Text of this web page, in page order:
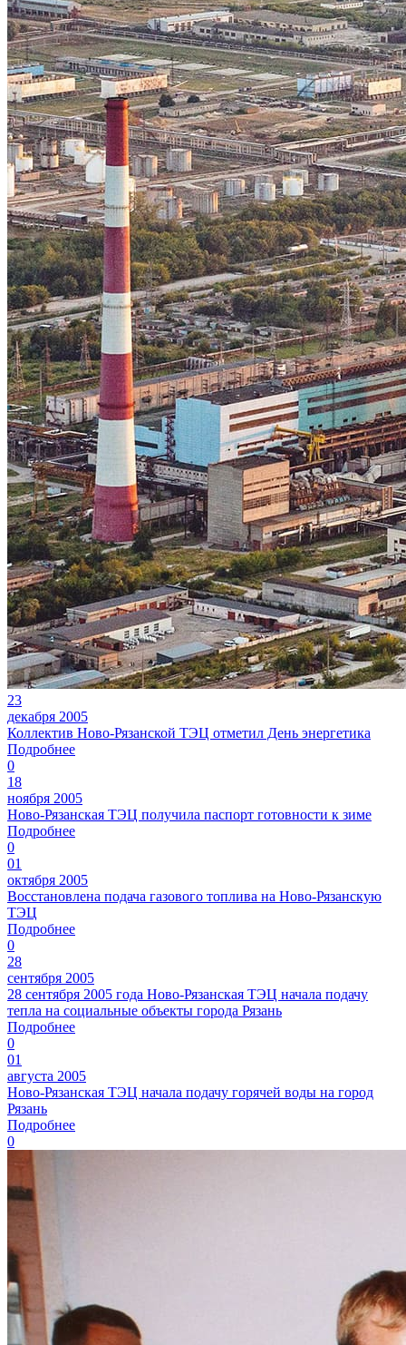
23
декабря 2005
Коллектив Ново-Рязанской ТЭЦ отметил День энергетика
Подробнее
0
18
ноября 2005
Ново-Рязанская ТЭЦ получила паспорт готовности к зиме
Подробнее
0
01
октября 2005
Восстановлена подача газового топлива на Ново-Рязанскую
ТЭЦ
Подробнее
0
28
сентября 2005
28 сентября 2005 года Ново-Рязанская ТЭЦ начала подачу
тепла на социальные объекты города Рязань
Подробнее
0
01
августа 2005
Ново-Рязанская ТЭЦ начала подачу горячей воды на город
Рязань
Подробнее
0